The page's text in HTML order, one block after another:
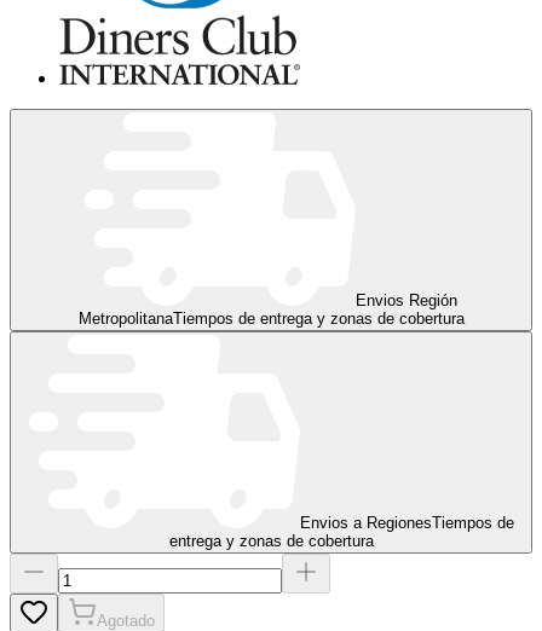
Envios Región
MetropolitanaTiempos de entrega y zonas de cobertura
Envios a RegionesTiempos de
entrega y zonas de cobertura
Agotado